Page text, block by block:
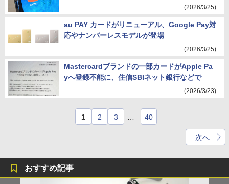
(2026/3/25)
au PAY カードがリニューアル、Google Pay対
応やナンバーレスモデルが登場
(2026/3/25)
Mastercardブランドの一部カードがApple Pa
yへ登録不能に、住信SBIネット銀行などで
(2026/3/23)
1 2 3 40
次へ
おすすめ記事